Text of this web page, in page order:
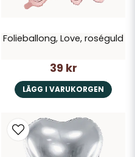
Folieballong, Love, roséguld
39 kr
LÄGG I VARUKORGEN